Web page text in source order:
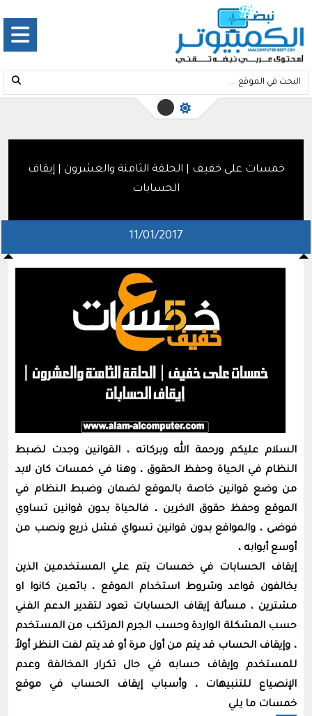
خمسات على خفيف | الحلقة الثامنة والعشرون | إيقاف
الحسابات
11/01/2017
السلام عليكم ورحمة الله وبركاته ، القوانين وجدت لضبط
النظام في الحياة وحفظ الحقوق ، وهنا في خمسات كان لابد
من وضع قوانين خاصة بالموقع لضمان وضبط النظام في
الموقع وحفظ حقوق الاخرين ، فالحياة بدون قوانين تساوي
فوضى ، والمواقع بدون قوانين تسواي فشل ذريع ونصب من
أوسع أبوابه ،
إيقاف الحسابات في خمسات يتم علي المستخدمين الذين
يخالفون قواعد وشروط استخدام الموقع ، بائعين كانوا او
مشترين ، مسألة إيقاف الحسابات تعود لتقدير الدعم الفني
حسب المشكلة الواردة وحسب الجرم المرتكب من المستخدم
، وإيقاف الحساب قد يتم من أول مرة أو قد يتم لفت النظر أولاً
للمستخدم وإيقاف حسابه في حال تكرار المخالفة وعدم
الإنصياع للتنبيهات ، وأسباب إيقاف الحساب في موقع
خمسات ما يلي